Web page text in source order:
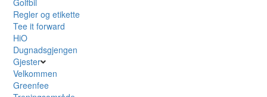
Regler og etikette
Tee it forward
HiO
Dugnadsgjengen
Gjester
Velkommen
Greenfee